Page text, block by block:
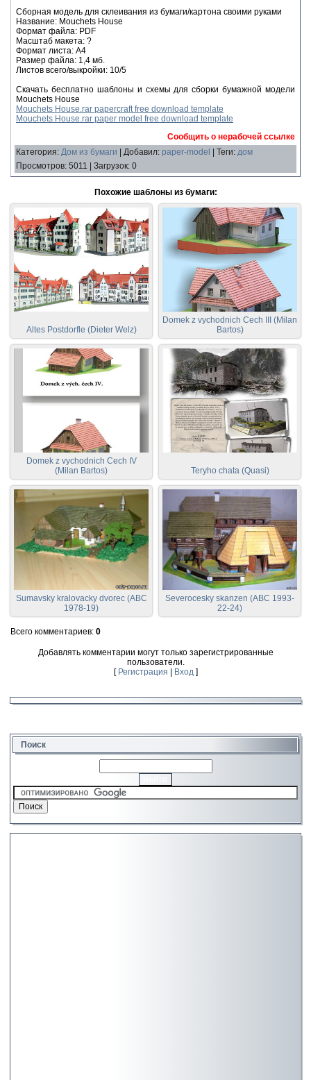
Сборная модель для склеивания из бумаги/картона своими руками
Название: Mouchets House
Формат файла: PDF
Масштаб макета: ?
Формат листа: А4
Размер файла: 1,4 мб.
Листов всего/выкройки: 10/5
Скачать бесплатно шаблоны и схемы для сборки бумажной модели
Mouchets House
Mouchets House.rar papercraft free download template
Mouchets House.rar paper model free download template
Сообщить о нерабочей ссылке
Категория: Дом из бумаги Добавил: paper-model Теги: дом
Просмотров: 5011 Загрузок: 0
Похожие шаблоны из бумаги:
Altes Postdorfle (Dieter Welz)
Domek z vychodnich Cech III (Milan
Bartos)
Domek z vychodnich Cech IV
(Milan Bartos)
Teryho chata (Quasi)
Sumavsky kralovacky dvorec (ABC
1978-19)
Severocesky skanzen (ABC 1993-
22-24)
Всего комментариев: 0
Добавлять комментарии могут только зарегистрированные
пользователи.
[ Регистрация Вход]
Поиск